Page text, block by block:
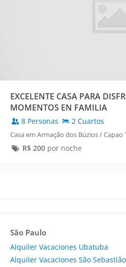
EXCELENTE CASA PARA
MOMENTOS EN FAMILIA
8 Personas 2 Cuartos
Casa em Armação dos Búzios / Capao
R$ 200por noche
São Paulo
Alquiler Vacaciones Ubatuba
Alquiler Vacaciones São Sebastião